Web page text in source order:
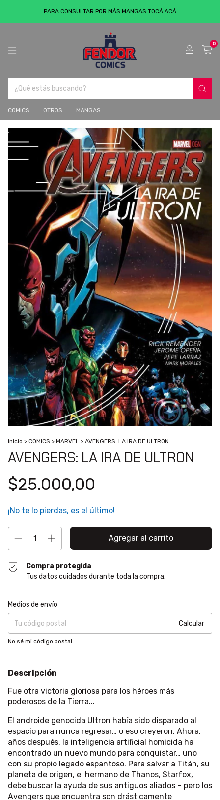
PARA CONSULTAR POR MÁS MANGAS TOCÁ ACÁ
0
COMICS OTROS MANGAS
Inicio > COMICS > MARVEL > AVENGERS: LA IRA DE ULTRON
AVENGERS: LA IRA DE ULTRON
$25.000,00
¡No te lo pierdas, es el último!
Compra protegida
Tus datos cuidados durante toda la compra.
Entregas para el CP:
Medios de envío
Calcular
No sé mi código postal
Descripción
Fue otra victoria gloriosa para los héroes más
poderosos de la Tierra...
El androide genocida Ultron había sido disparado al
espacio para nunca regresar… o eso creyeron. Ahora,
años después, la inteligencia artificial homicida ha
encontrado un nuevo mundo para conquistar… uno
con su propio legado espantoso. Para salvar a Titán, su
planeta de origen, el hermano de Thanos, Starfox,
debe buscar la ayuda de sus antiguos aliados – pero los
Avengers que encuentra son drásticamente